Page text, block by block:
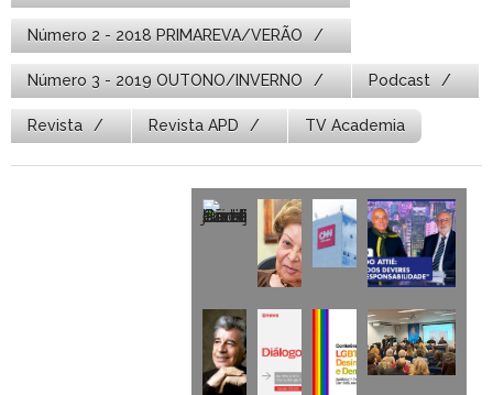
Número 2 - 2018 PRIMAREVA/VERÃO
Número 3 - 2019 OUTONO/INVERNO Podcast
Revista Revista APD TV Academia